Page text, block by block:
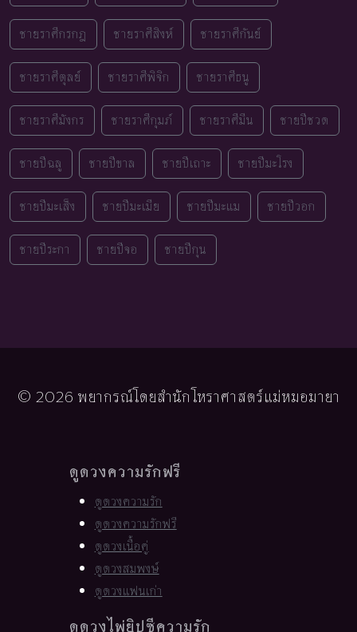
ชายราศีกรกฎ ชายราศีสิงห์ ชายราศีกันย์
ชายราศีตุลย์ ชายราศีพิจิก ชายราศีธนู
ชายราศีมังกร ชายราศีกุมภ์ ชายราศีมีน ชายปีชวด
ชายปีฉลู ชายปีขาล ชายปีเถาะ ชายปีมะโรง
ชายปีมะเส็ง ชายปีมะเมีย ชายปีมะแม ชายปีวอก
ชายปีระกา ชายปีจอ ชายปีกุน
© 2026 พยากรณ์โดยสำนักโหราศาสตร์แม่หมอมายา
ดูดวงความรักฟรี
ดูดวงความรัก
ดูดวงความรักฟรี
ดูดวงเนื้อคู่
ดูดวงสมพงษ์
ดูดวงแฟนเก่า
ดูดวงไพ่ยิปซีความรัก